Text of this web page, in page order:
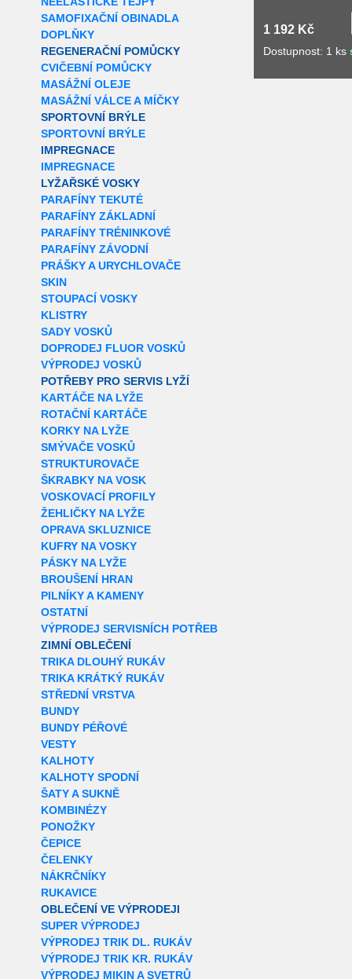
SAMOFIXAČNÍ OBINADLA
DOPLŇKY
REGENERAČNÍ POMŮCKY
CVIČEBNÍ POMŮCKY
MASÁŽNÍ OLEJE
MASÁŽNÍ VÁLCE A MÍČKY
SPORTOVNÍ BRÝLE
SPORTOVNÍ BRÝLE
IMPREGNACE
IMPREGNACE
LYŽAŘSKÉ VOSKY
PARAFÍNY TEKUTÉ
PARAFÍNY ZÁKLADNÍ
PARAFÍNY TRÉNINKOVÉ
PARAFÍNY ZÁVODNÍ
PRÁŠKY A URYCHLOVAČE
SKIN
STOUPACÍ VOSKY
KLISTRY
SADY VOSKŮ
DOPRODEJ FLUOR VOSKŮ
VÝPRODEJ VOSKŮ
POTŘEBY PRO SERVIS LYŽÍ
KARTÁČE NA LYŽE
ROTAČNÍ KARTÁČE
KORKY NA LYŽE
SMÝVAČE VOSKŮ
STRUKTUROVAČE
ŠKRABKY NA VOSK
VOSKOVACÍ PROFILY
ŽEHLIČKY NA LYŽE
OPRAVA SKLUZNICE
KUFRY NA VOSKY
PÁSKY NA LYŽE
BROUŠENÍ HRAN
PILNÍKY A KAMENY
OSTATNÍ
VÝPRODEJ SERVISNÍCH POTŘEB
ZIMNÍ OBLEČENÍ
TRIKA DLOUHÝ RUKÁV
TRIKA KRÁTKÝ RUKÁV
STŘEDNÍ VRSTVA
BUNDY
BUNDY PÉŘOVÉ
VESTY
KALHOTY
KALHOTY SPODNÍ
ŠATY A SUKNĚ
KOMBINÉZY
PONOŽKY
ČEPICE
ČELENKY
NÁKRČNÍKY
RUKAVICE
OBLEČENÍ VE VÝPRODEJI
SUPER VÝPRODEJ
VÝPRODEJ TRIK DL. RUKÁV
VÝPRODEJ TRIK KR. RUKÁV
VÝPRODEJ MIKIN A SVETRŮ
1 192 Kč
Dostupnost: 1 ks